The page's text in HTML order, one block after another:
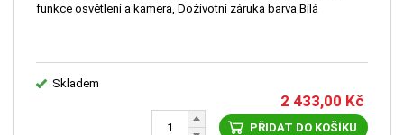
funkce osvětlení a kamera, Doživotní záruka barva Bílá
Skladem
2 433,00 Kč
PŘIDAT DO KOŠÍKU